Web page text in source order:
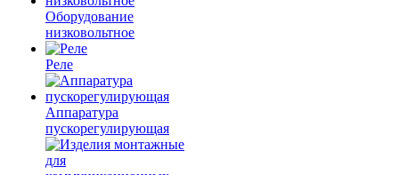
Оборудование
низковольтное
Реле
Аппаратура
пускорегулирующая